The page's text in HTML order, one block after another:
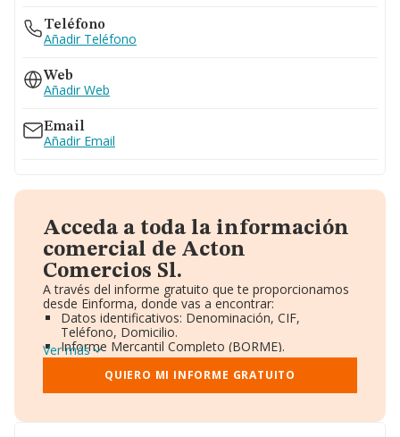
Teléfono
Añadir Teléfono
Web
Añadir Web
Email
Añadir Email
Acceda a toda la información
comercial de Acton
Comercios Sl.
A través del informe gratuito que te proporcionamos
desde Einforma, donde vas a encontrar:
Datos identificativos: Denominación, CIF,
Teléfono, Domicilio.
Informe Mercantil Completo (BORME).
Gráficos de Evolución Ventas y Empleados.
Consejo de Administración y Administradores.
Directivos y Ejecutivos.
Ver más
QUIERO MI INFORME GRATUITO